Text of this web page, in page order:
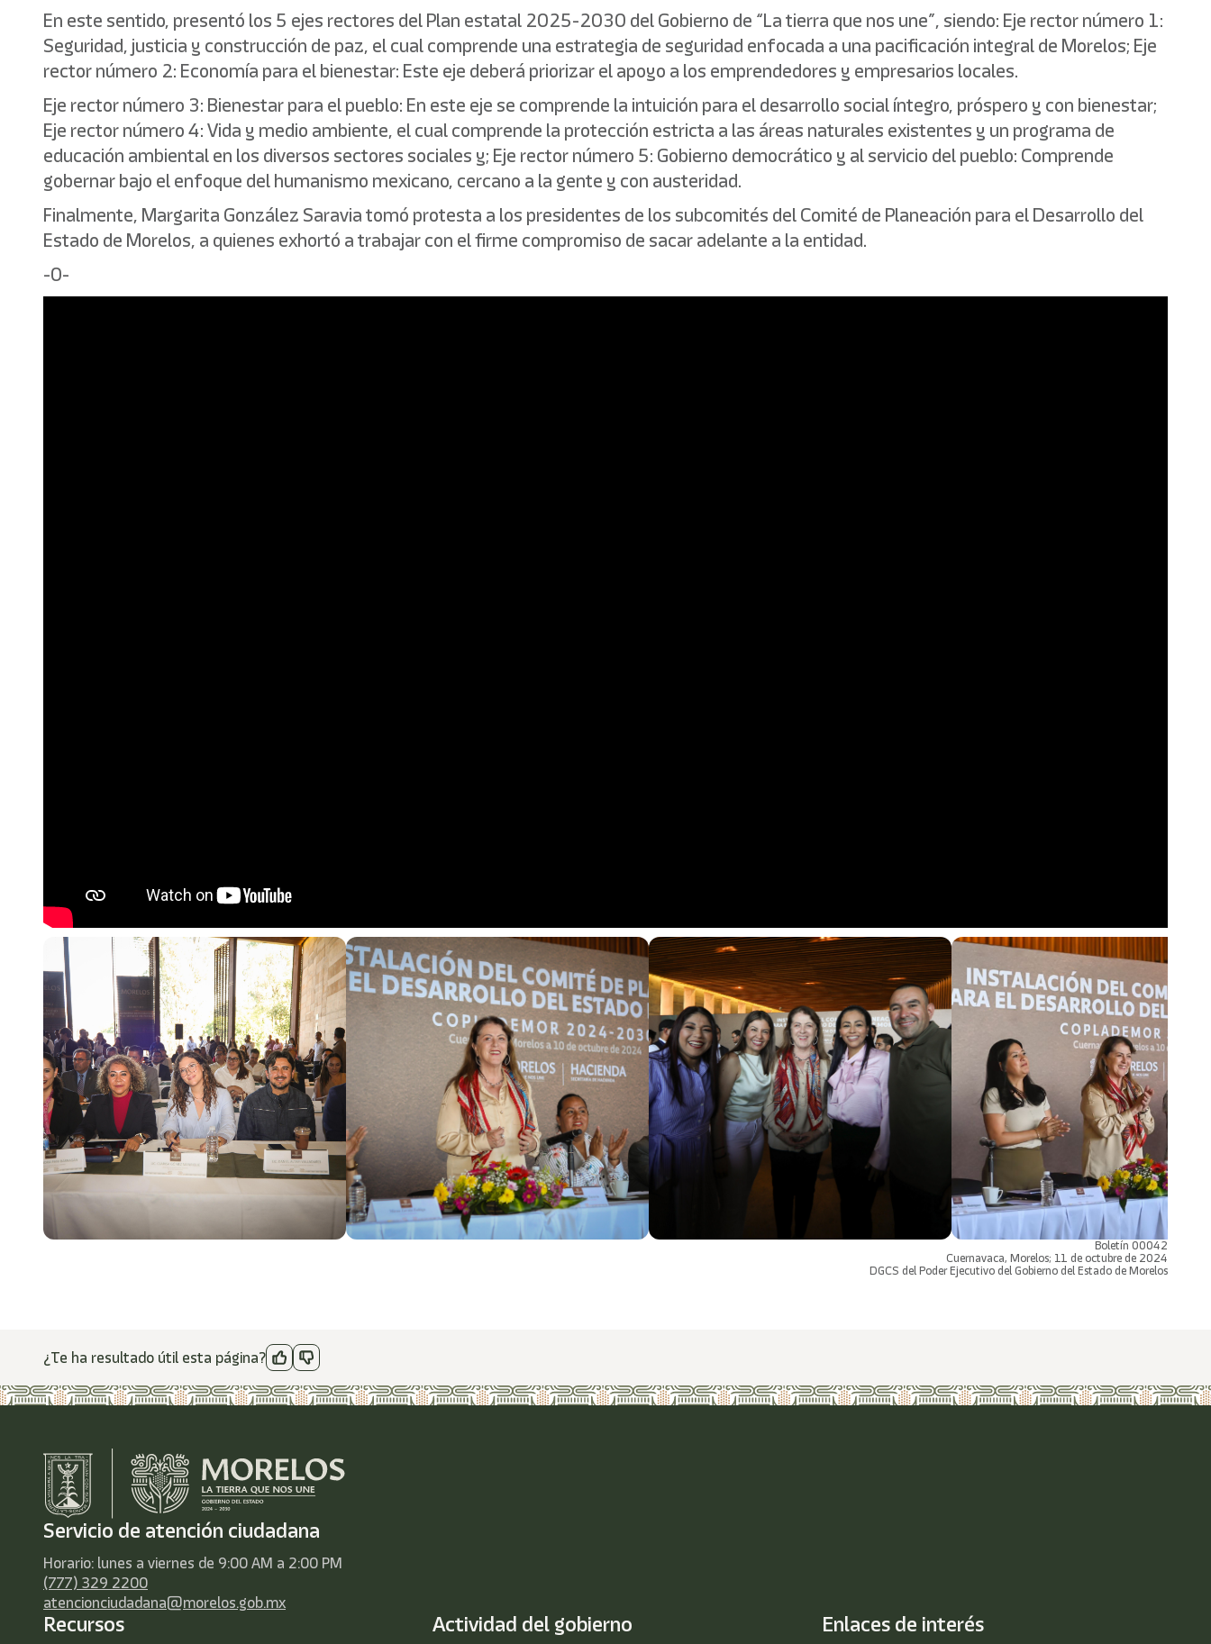
En este sentido, presentó los 5 ejes rectores del Plan estatal 2025-2030 del Gobierno de “La tierra que nos une”, siendo: Eje rector número 1:
Seguridad, justicia y construcción de paz, el cual comprende una estrategia de seguridad enfocada a una pacificación integral de Morelos; Eje
rector número 2: Economía para el bienestar: Este eje deberá priorizar el apoyo a los emprendedores y empresarios locales.
Eje rector número 3: Bienestar para el pueblo: En este eje se comprende la intuición para el desarrollo social íntegro, próspero y con bienestar;
Eje rector número 4: Vida y medio ambiente, el cual comprende la protección estricta a las áreas naturales existentes y un programa de
educación ambiental en los diversos sectores sociales y; Eje rector número 5: Gobierno democrático y al servicio del pueblo: Comprende
gobernar bajo el enfoque del humanismo mexicano, cercano a la gente y con austeridad.
Finalmente, Margarita González Saravia tomó protesta a los presidentes de los subcomités del Comité de Planeación para el Desarrollo del
Estado de Morelos, a quienes exhortó a trabajar con el firme compromiso de sacar adelante a la entidad.
-0-
Boletín 00042
Cuernavaca, Morelos; 11 de octubre de 2024
DGCS del Poder Ejecutivo del Gobierno del Estado de Morelos
¿Te ha resultado útil esta página?
Servicio de atención ciudadana
Horario: lunes a viernes de 9:00 AM a 2:00 PM
(777) 329 2200
atencionciudadana@morelos.gob.mx
Recursos Actividad del gobierno Enlaces de interés